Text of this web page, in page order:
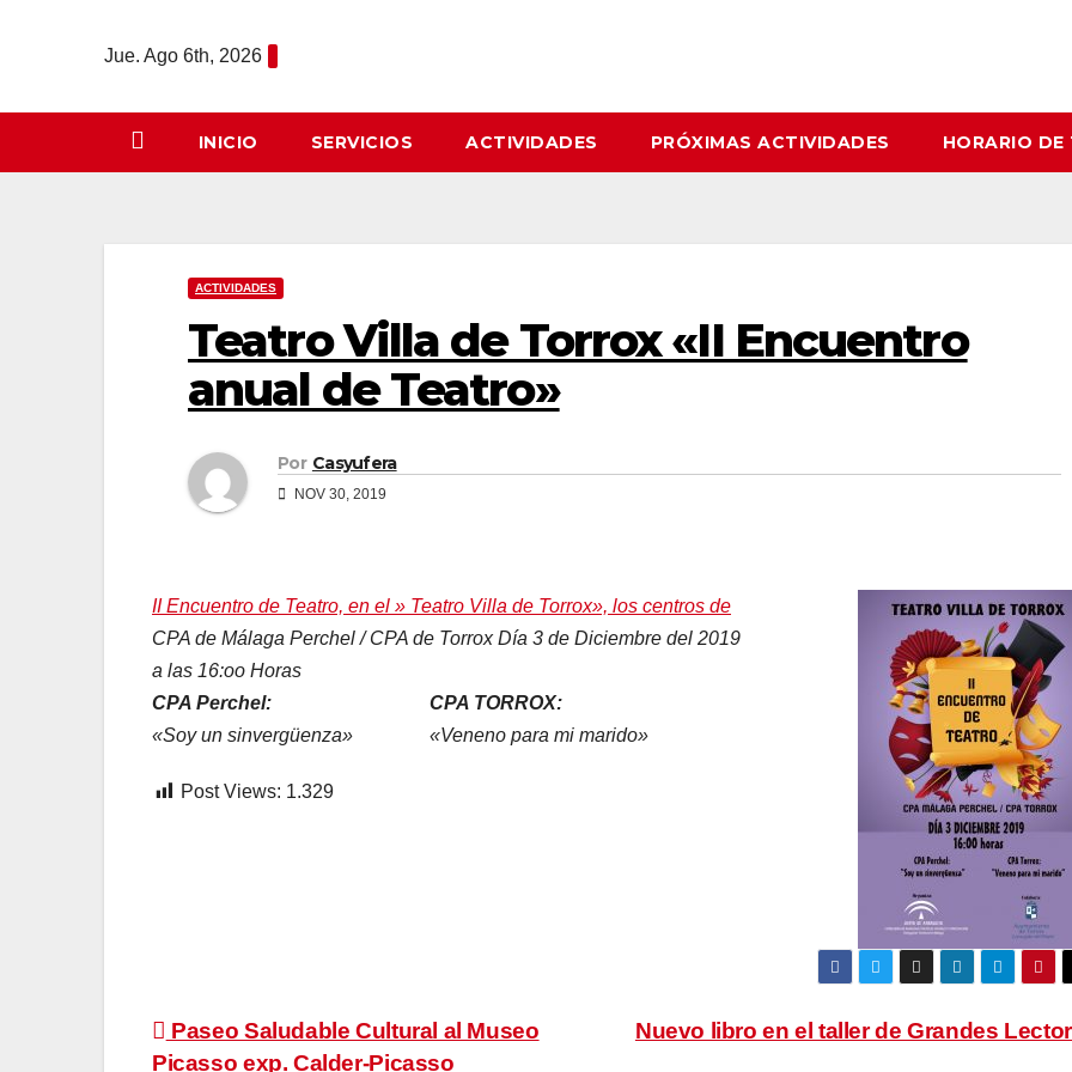
Jue. Ago 6th, 2026
INICIO SERVICIOS ACTIVIDADES PRÓXIMAS ACTIVIDADES HORARIO DE
ACTIVIDADES
Teatro Villa de Torrox «II Encuentro
anual de Teatro»
Por Casyufera
NOV 30, 2019
II Encuentro de Teatro, en el » Teatro Villa de Torrox», los centros de
CPA de Málaga Perchel / CPA de Torrox Día 3 de Diciembre del 2019
a las 16:oo Horas
CPA Perchel: CPA TORROX:
«Soy un sinvergüenza» «Veneno para mi marido»
Post Views: 1.329
Navegación
Nuevo libro en el taller de Grandes
Paseo Saludable Cultural al Museo
Picasso exp. Calder-Picasso